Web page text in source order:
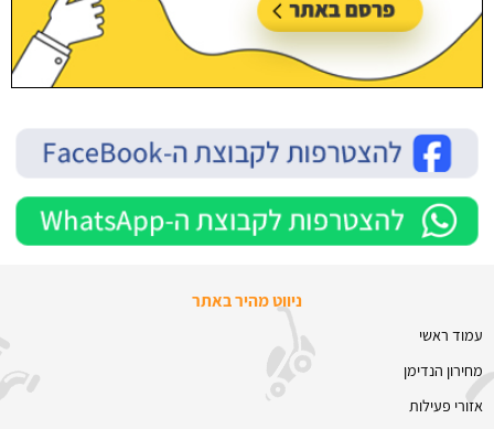
ניווט מהיר באתר
עמוד ראשי
מחירון הנדימן
אזורי פעילות